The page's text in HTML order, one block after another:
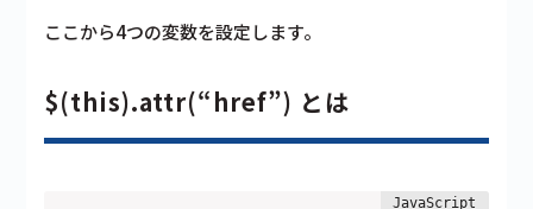
ここから4つの変数を設定します。
$(this).attr(“href”) とは